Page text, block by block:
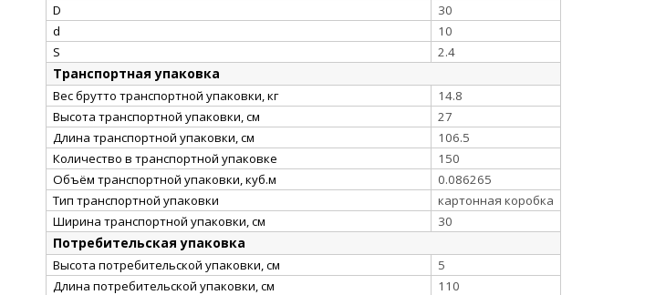
D
30
d
10
S
2.4
Транспортная упаковка
Вес брутто транспортной упаковки, кг
14.8
Высота транспортной упаковки, см
27
Длина транспортной упаковки, см
106.5
Количество в транспортной упаковке
150
Объём транспортной упаковки, куб.м
0.086265
Тип транспортной упаковки
картонная коробка
Ширина транспортной упаковки, см
30
Потребительская упаковка
Высота потребительской упаковки, см
5
Длина потребительской упаковки, см
110